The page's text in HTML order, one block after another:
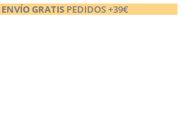
ENVÍO GRATISPEDIDOS +39€